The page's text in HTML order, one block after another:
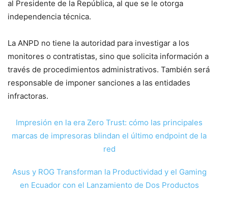
al Presidente de la República, al que se le otorga
independencia técnica.
La ANPD no tiene la autoridad para investigar a los
monitores o contratistas, sino que solicita información a
través de procedimientos administrativos. También será
responsable de imponer sanciones a las entidades
infractoras.
Impresión en la era Zero Trust: cómo las principales
marcas de impresoras blindan el último endpoint de la
red
Asus y ROG Transforman la Productividad y el Gaming
en Ecuador con el Lanzamiento de Dos Productos